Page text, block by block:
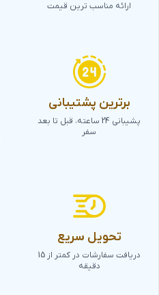
ارائه مناسب ترین قیمت
برترین پشتیبانی
پشیبانی 24 ساعته، قبل تا بعد
سفر
تحویل سریع
دریافت سفارشات در کمتر از 15
دقیقه